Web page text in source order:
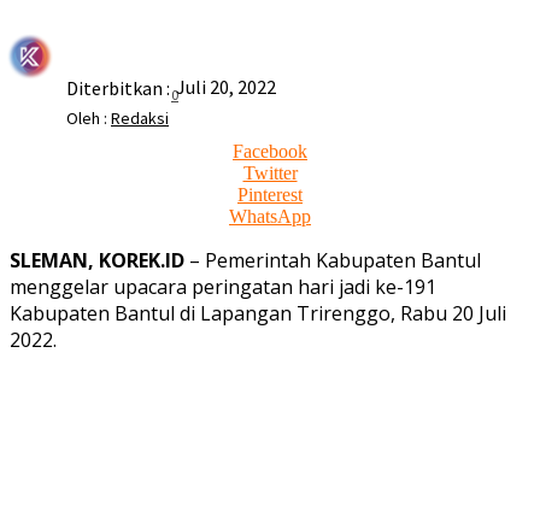
Oleh : Redaksi
0
Diterbitkan : Juli 20, 2022
Facebook
Twitter
Pinterest
WhatsApp
SLEMAN, KOREK.ID – Pemerintah Kabupaten Bantul
menggelar upacara peringatan hari jadi ke-191
Kabupaten Bantul di Lapangan Trirenggo, Rabu 20 Juli
2022.